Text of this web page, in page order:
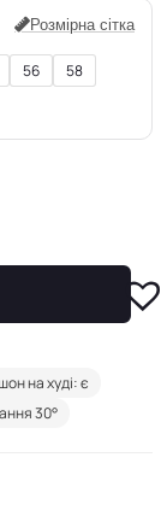
Розмірна сітка
56
58
на худі: є
30°